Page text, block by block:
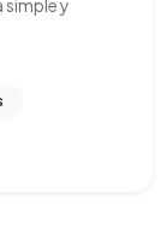
simple y